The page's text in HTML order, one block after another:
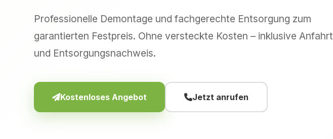
Professionelle Demontage und fachgerechte Entsorgung zum
garantierten Festpreis. Ohne versteckte Kosten – inklusive Anfahrt
und Entsorgungsnachweis.
Kostenloses Angebot Jetzt anrufen